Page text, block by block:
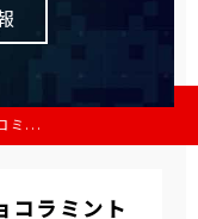
ミ...
コラミント